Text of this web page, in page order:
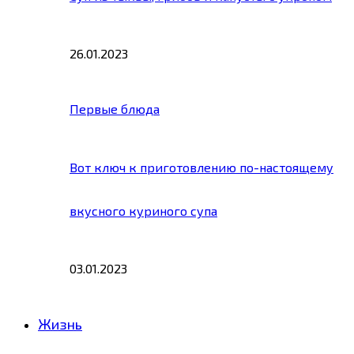
26.01.2023
Первые блюда
Вот ключ к приготовлению по-настоящему
вкусного куриного супа
03.01.2023
Жизнь